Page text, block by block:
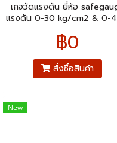
เกจวัดแรงดัน ยี่ห้อ
แรงดัน 0-30 kg/cm2 & 0-
หน้าปัทม์ 2.5" เกลียวทองเหลือ
ออกหลังมีปีก 1/4"pt
฿0
สั่งซื้อสินค้า
New